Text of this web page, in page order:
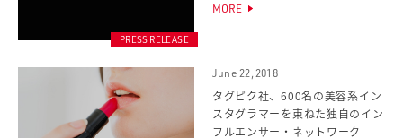
PRESS RELEASE
MORE
June 22, 2018
タグピク社、600名の美容系イン
スタグラマーを束ねた独自のイン
フルエンサー・ネットワーク